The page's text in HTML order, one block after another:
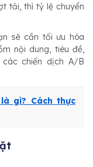
tải, thì tỷ lệ chuyển
sẽ cần tối ưu hóa
nội dung, tiêu đề,
chiến dịch A/B
gì? Cách thực